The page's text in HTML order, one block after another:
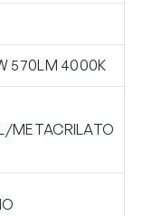
570LM 4000K
METACRILATO